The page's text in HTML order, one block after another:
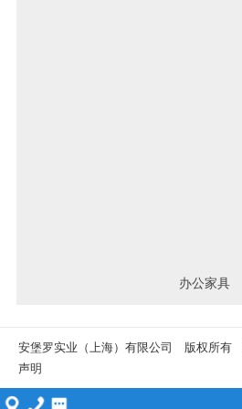
办公家具
安堡罗实业（上海）有限公司 版权所有
声明